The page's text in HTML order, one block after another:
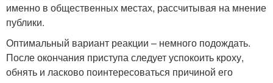
именно в общественных местах, рассчитывая на мнение
публики.
Оптимальный вариант реакции – немного подождать.
После окончания приступа следует успокоить кроху,
обнять и ласково поинтересоваться причиной его